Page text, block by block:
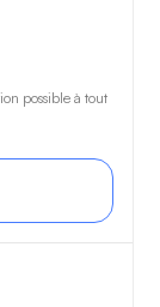
possible à tout